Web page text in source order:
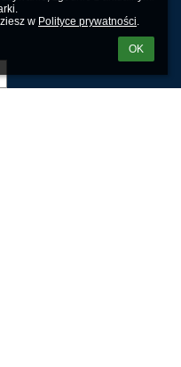
w Polityce prywatności.
OK